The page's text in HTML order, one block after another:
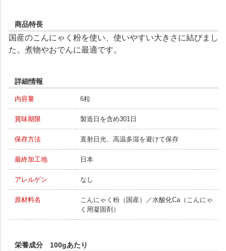
商品特長
国産のこんにゃく粉を使い、使いやすい大きさに結びまし
た。煮物やおでんに最適です。
詳細情報
内容量 6粒
賞味期限 製造日を含め301日
保存方法 直射日光、高温多湿を避けて保存
最終加工地 日本
アレルゲン なし
原材料名
こんにゃく粉（国産）／水酸化Ca（こんにゃ
く用凝固剤）
栄養成分 100gあたり